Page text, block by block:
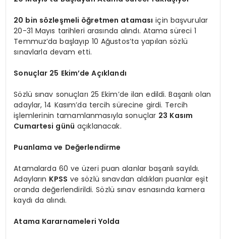
20 bin sözleşmeli öğretmen ataması için başvurular
20-31 Mayıs tarihleri arasında alındı. Atama süreci 1
Temmuz’da başlayıp 10 Ağustos’ta yapılan sözlü
sınavlarla devam etti.
Sonuçlar 25 Ekim’de Açıklandı
Sözlü sınav sonuçları 25 Ekim’de ilan edildi. Başarılı olan
adaylar, 14 Kasım’da tercih sürecine girdi. Tercih
işlemlerinin tamamlanmasıyla sonuçlar 23 Kasım
Cumartesi günü açıklanacak.
Puanlama ve Değerlendirme
Atamalarda 60 ve üzeri puan alanlar başarılı sayıldı.
Adayların KPSS ve sözlü sınavdan aldıkları puanlar eşit
oranda değerlendirildi. Sözlü sınav esnasında kamera
kaydı da alındı.
Atama Kararnameleri Yolda